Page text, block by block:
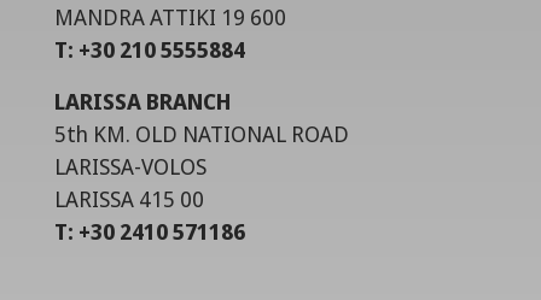
MANDRA ATTIKI 19 600
T: +30 210 5555884
LARISSA BRANCH
5th KM. OLD NATIONAL ROAD
LARISSA-VOLOS
LARISSA 415 00
T: +30 2410 571186